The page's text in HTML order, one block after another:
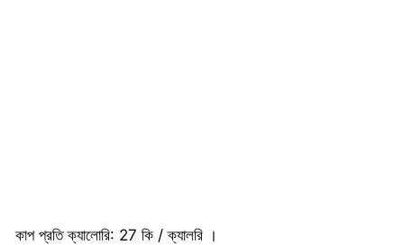
কাপ প্রতি ক্যালোরি: 27 কি / ক্যালরি ।